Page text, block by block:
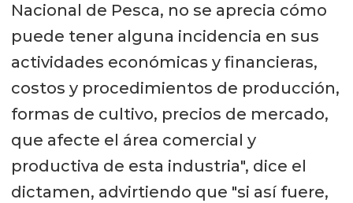
Nacional de Pesca, no se aprecia cómo
puede tener alguna incidencia en sus
actividades económicas y financieras,
costos y procedimientos de producción,
formas de cultivo, precios de mercado,
que afecte el área comercial y
productiva de esta industria", dice el
dictamen, advirtiendo que "si así fuere,